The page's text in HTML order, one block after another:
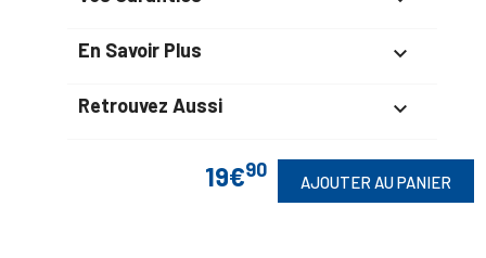
19€90
AJOUTER AU PANIER
En Savoir Plus 
Retrouvez Aussi 